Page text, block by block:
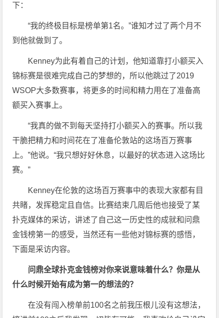
下：
“我的终极目标是榜单第1名。”谁知才过了两个月不
到他就做到了。
Kenney为此有着自己的计划，他知道靠打小额买入
锦标赛是很难完成自己的梦想的，所以他跳过了2019
WSOP大多数赛事，将更多的时间和精力用在了准备高
额买入赛事上。
“我真的做不到每天坚持打小额买入的赛事。所以我
干脆把精力和时间花在了准备伦敦站的这场百万赛事
上。”他说。“我只想好好休息，以最好的状态进入这场比
赛。”
Kenney在伦敦的这场百万赛事中的表现大家都有目
共睹，发挥稳定且自信。比赛结束几周后他也接受了某
扑克媒体的采访，讲述了自己这一历史性的成就和问鼎
金钱榜第一的感受，当然还有一些他对锦标赛的感悟，
下面是采访内容。
问鼎全球扑克金钱榜对你来说意味着什么？你是从
什么时候开始有成为第一的想法的？
在没有闯入榜单前100名之前我压根儿没有这想法，